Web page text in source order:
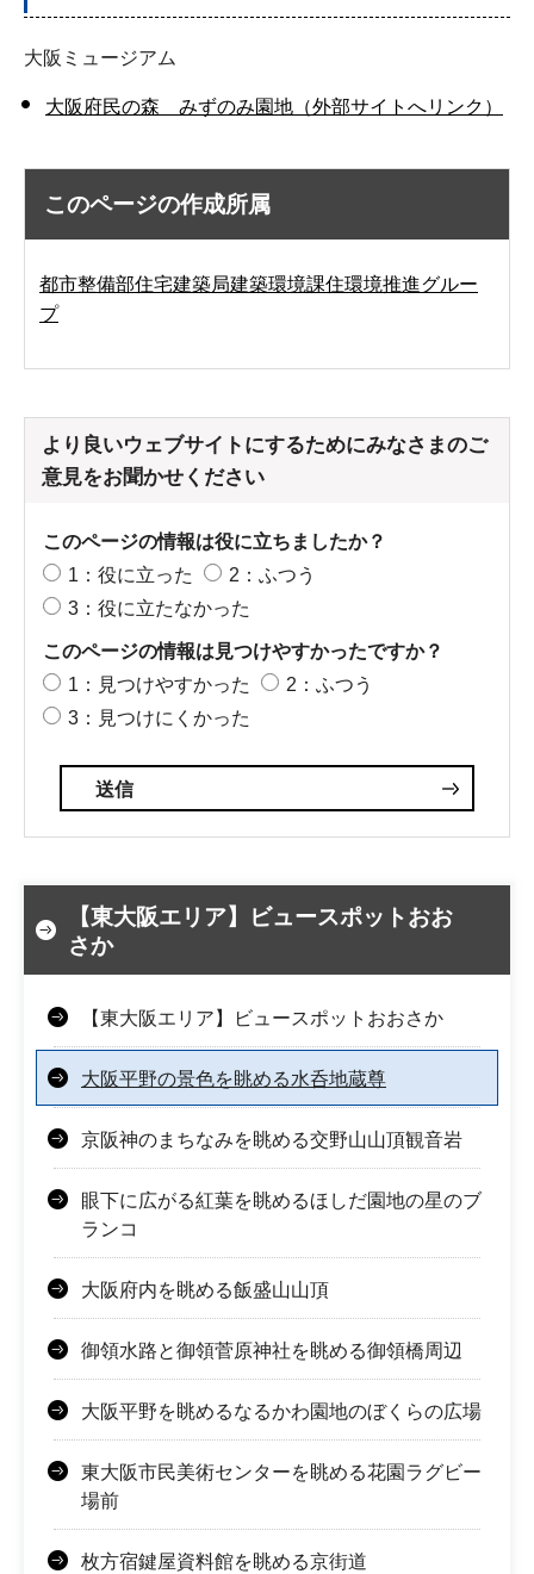
大阪ミュージアム
大阪府民の森 みずのみ園地（外部サイトへリンク）
このページの作成所属
都市整備部住宅建築局建築環境課住環境推進グルー
プ
より良いウェブサイトにするためにみなさまのご
意見をお聞かせください
このページの情報は役に立ちましたか？
1：役に立った
2：ふつう
3：役に立たなかった
このページの情報は見つけやすかったですか？
1：見つけやすかった
2：ふつう
3：見つけにくかった
【東大阪エリア】ビュースポットおお
さか
【東大阪エリア】ビュースポットおおさか
大阪平野の景色を眺める水呑地蔵尊
京阪神のまちなみを眺める交野山山頂観音岩
眼下に広がる紅葉を眺めるほしだ園地の星のブ
ランコ
大阪府内を眺める飯盛山山頂
御領水路と御領菅原神社を眺める御領橋周辺
大阪平野を眺めるなるかわ園地のぼくらの広場
東大阪市民美術センターを眺める花園ラグビー
場前
枚方宿鍵屋資料館を眺める京街道